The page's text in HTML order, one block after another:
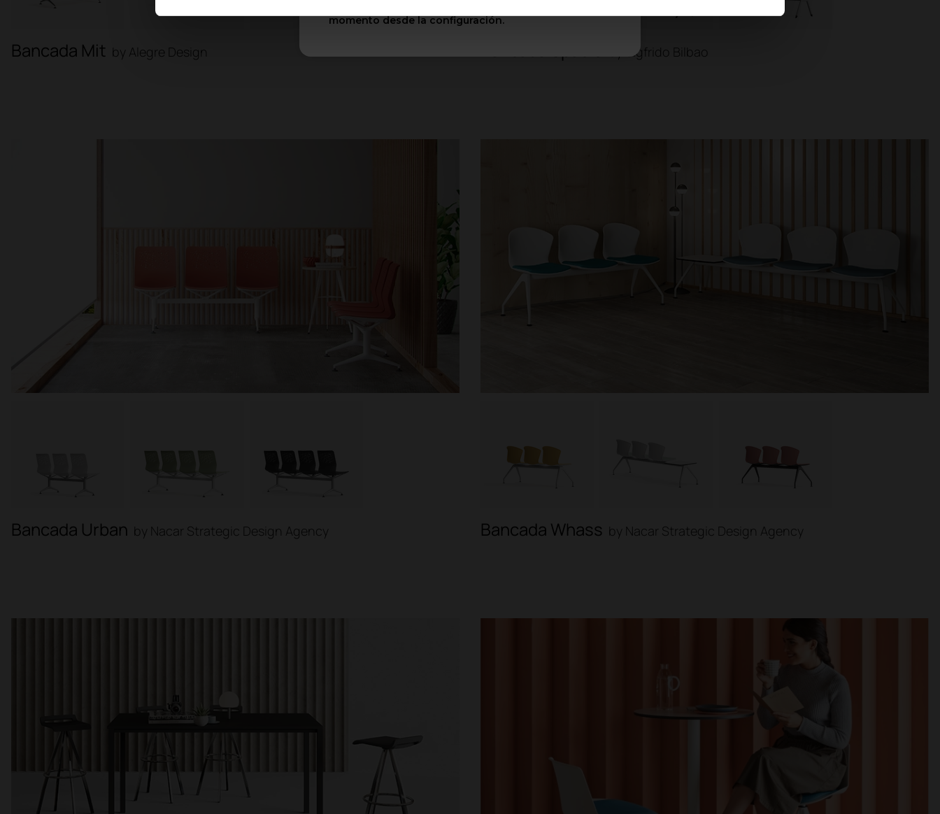
Bancada Mit by Alegre Design by Sigfrido Bilbao
Bancada Urban by Nacar Strategic Design Agency Bancada Whass by Nacar Strategic Design Agency
momento desde la configuración.